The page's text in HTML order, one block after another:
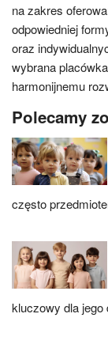
na zakres
odpowiedniej
oraz
wybrana
harmonijnemu
Polecamy
często
kluczowy dla